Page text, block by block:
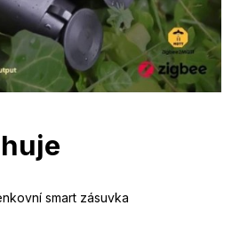
smart zásuvka